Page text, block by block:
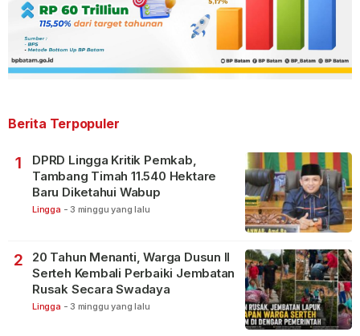
Berita Terpopuler
1
DPRD Lingga Kritik Pemkab,
Tambang Timah 11.540 Hektare
Baru Diketahui Wabup
Lingga - 3 minggu yang lalu
2
20 Tahun Menanti, Warga Dusun II
Serteh Kembali Perbaiki Jembatan
Rusak Secara Swadaya
Lingga - 3 minggu yang lalu